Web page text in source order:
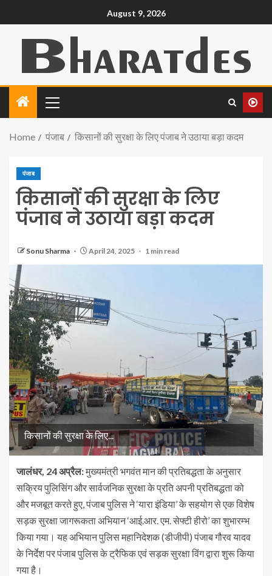
August 9, 2026
Home पंजाब किसानों की सुरक्षा के लिए पंजाब ने उठाया बड़ा कदम
पंजाब
किसानों की सुरक्षा के लिए
पंजाब ने उठाया बड़ा कदम
Sonu Sharma April 24, 2025 1 min read
किसानों की सुरक्षा के लिए...
जालंधर, 24 अप्रैल:मुख्यमंत्री भगवंत मान की प्रतिबद्धता के अनुसार
सक्रिय पुलिसिंग और सार्वजनिक सुरक्षा के प्रति अपनी प्रतिबद्धता को
और मजबूत करते हुए, पंजाब पुलिस ने ‘यारा इंडिया’ के सहयोग से एक विशेष
सड़क सुरक्षा जागरूकता अभियान ‘आई.आर. एम. सेफ्टी हीरो’ का शुभारम्भ
किया गया। यह अभियान पुलिस महानिदेशक (डीजीपी) पंजाब गौरव यादव
के निर्देश पर पंजाब पुलिस के ट्रैफिक एवं सड़क सुरक्षा विंग द्वारा शुरू किया
गया है।